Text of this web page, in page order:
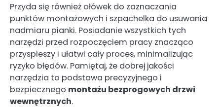
Przyda się również ołówek do zaznaczania
punktów montażowych i szpachelka do usuwania
nadmiaru pianki. Posiadanie wszystkich tych
narzędzi przed rozpoczęciem pracy znacząco
przyspieszy i ułatwi cały proces, minimalizując
ryzyko błędów. Pamiętaj, że dobrej jakości
narzędzia to podstawa precyzyjnego i
bezpiecznego montażu bezprogowych drzwi
wewnętrznych.